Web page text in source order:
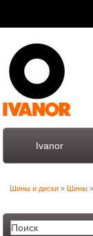
Ivanor
Шины и диски > Шины >